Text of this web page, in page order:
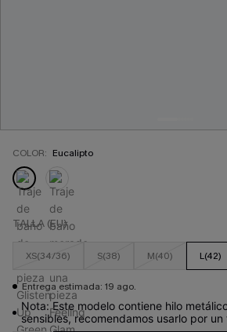
COLOR: Eucalipto
TALLA (EU)
XS(34/36) S(38) M(40) L(42)
Entrega estimada: 19 ago.
Nota: Este modelo contiene hilo
sensibles, recomendamos usarlo por